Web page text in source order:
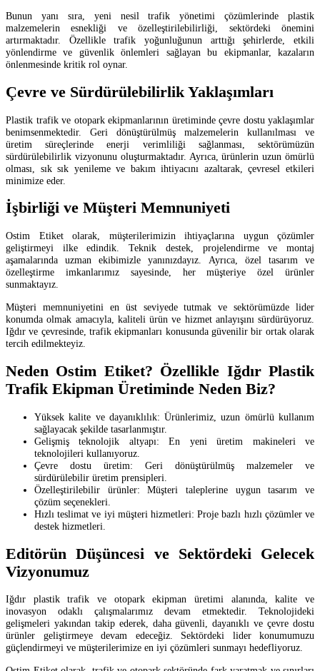
Bunun yanı sıra, yeni nesil trafik yönetimi çözümlerinde plastik
malzemelerin esnekliği ve özelleştirilebilirliği, sektördeki önemini
artırmaktadır. Özellikle trafik yoğunluğunun arttığı şehirlerde, etkili
yönlendirme ve güvenlik önlemleri sağlayan bu ekipmanlar, kazaların
önlenmesinde kritik rol oynar.
Çevre ve Sürdürülebilirlik Yaklaşımları
Plastik trafik ve otopark ekipmanlarının üretiminde çevre dostu yaklaşımlar
benimsenmektedir. Geri dönüştürülmüş malzemelerin kullanılması ve
üretim süreçlerinde enerji verimliliği sağlanması, sektörümüzün
sürdürülebilirlik vizyonunu oluşturmaktadır. Ayrıca, ürünlerin uzun ömürlü
olması, sık sık yenileme ve bakım ihtiyacını azaltarak, çevresel etkileri
minimize eder.
İşbirliği ve Müşteri Memnuniyeti
Ostim Etiket olarak, müşterilerimizin ihtiyaçlarına uygun çözümler
geliştirmeyi ilke edindik. Teknik destek, projelendirme ve montaj
aşamalarında uzman ekibimizle yanınızdayız. Ayrıca, özel tasarım ve
özelleştirme imkanlarımız sayesinde, her müşteriye özel ürünler
sunmaktayız.
Müşteri memnuniyetini en üst seviyede tutmak ve sektörümüzde lider
konumda olmak amacıyla, kaliteli ürün ve hizmet anlayışını sürdürüyoruz.
Iğdır ve çevresinde, trafik ekipmanları konusunda güvenilir bir ortak olarak
tercih edilmekteyiz.
Neden Ostim Etiket? Özellikle Iğdır Plastik
Trafik Ekipman Üretiminde Neden Biz?
Yüksek kalite ve dayanıklılık: Ürünlerimiz, uzun ömürlü kullanım
sağlayacak şekilde tasarlanmıştır.
Gelişmiş teknolojik altyapı: En yeni üretim makineleri ve
teknolojileri kullanıyoruz.
Çevre dostu üretim: Geri dönüştürülmüş malzemeler ve
sürdürülebilir üretim prensipleri.
Özelleştirilebilir ürünler: Müşteri taleplerine uygun tasarım ve
çözüm seçenekleri.
Hızlı teslimat ve iyi müşteri hizmetleri: Proje bazlı hızlı çözümler ve
destek hizmetleri.
Editörün Düşüncesi ve Sektördeki Gelecek
Vizyonumuz
Iğdır plastik trafik ve otopark ekipman üretimi alanında, kalite ve
inovasyon odaklı çalışmalarımız devam etmektedir. Teknolojideki
gelişmeleri yakından takip ederek, daha güvenli, dayanıklı ve çevre dostu
ürünler geliştirmeye devam edeceğiz. Sektördeki lider konumumuzu
güçlendirmeyi ve müşterilerimize en iyi çözümleri sunmayı hedefliyoruz.